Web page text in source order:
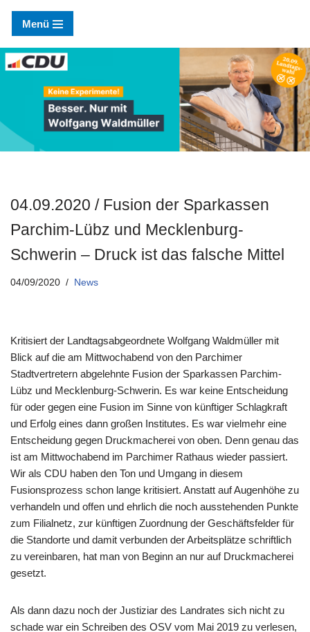
Zum
Inhalt
springen
Menü
04.09.2020 / Fusion der Sparkassen
Parchim-Lübz und Mecklenburg-
Schwerin – Druck ist das falsche Mittel
04/09/2020 News
Kritisiert der Landtagsabgeordnete Wolfgang Waldmüller mit
Blick auf die am Mittwochabend von den Parchimer
Stadtvertretern abgelehnte Fusion der Sparkassen Parchim-
Lübz und Mecklenburg-Schwerin. Es war keine Entscheidung
für oder gegen eine Fusion im Sinne von künftiger Schlagkraft
und Erfolg eines dann großen Institutes. Es war vielmehr eine
Entscheidung gegen Druckmacherei von oben. Denn genau das
ist am Mittwochabend im Parchimer Rathaus wieder passiert.
Wir als CDU haben den Ton und Umgang in diesem
Fusionsprozess schon lange kritisiert. Anstatt auf Augenhöhe zu
verhandeln und offen und ehrlich die noch ausstehenden Punkte
zum Filialnetz, zur künftigen Zuordnung der Geschäftsfelder für
die Standorte und damit verbunden der Arbeitsplätze schriftlich
zu vereinbaren, hat man von Beginn an nur auf Druckmacherei
gesetzt.
Als dann dazu noch der Justiziar des Landrates sich nicht zu
schade war ein Schreiben des OSV vom Mai 2019 zu verlesen,